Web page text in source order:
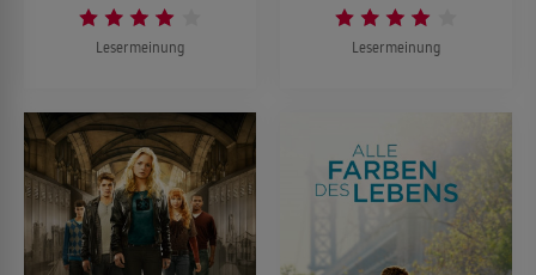
Lesermeinung Lesermeinung